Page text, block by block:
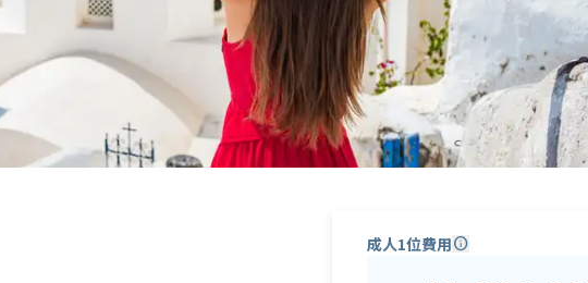
成人1位費用info